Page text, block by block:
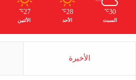
30
℃
السبت
28
℃
الأحد
27
℃
الأثنين
الأخيرة